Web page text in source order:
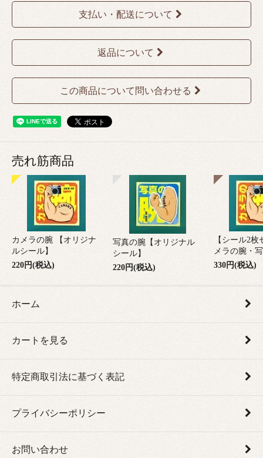
支払い・配送について
返品について
この商品について問い合わせる
売れ筋商品
カメラの腕 【オリジナ
ルシール】
220円(税込)
写真の腕【オリジナル
シール】
220円(税込)
【シール2
メラの腕・
330円(税込)
ホーム
カートを見る
特定商取引法に基づく表記
プライバシーポリシー
お問い合わせ